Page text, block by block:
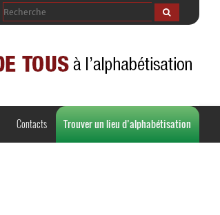
Contacts Trouver un lieu d’alphabétisation